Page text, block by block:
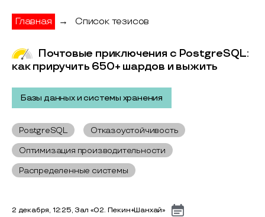
Главная → Список тезисов
Почтовые приключения с PostgreSQL:
как приручить 650+ шардов и выжить
Базы данных и системы хранения
PostgreSQL
Отказоустойчивость
Оптимизация производительности
Распределенные системы
2 декабря, 12:25, Зал «02. Пекин+Шанхай»